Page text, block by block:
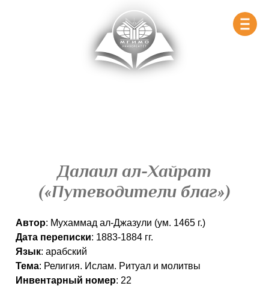
Далаил ал-Хайрат
(«Путеводители благ»)
Автор: Мухаммад ал-Джазули (ум. 1465 г.)
Дата переписки: 1883-1884 гг.
Язык: арабский
Тема: Религия. Ислам. Ритуал и молитвы
Инвентарный номер: 22